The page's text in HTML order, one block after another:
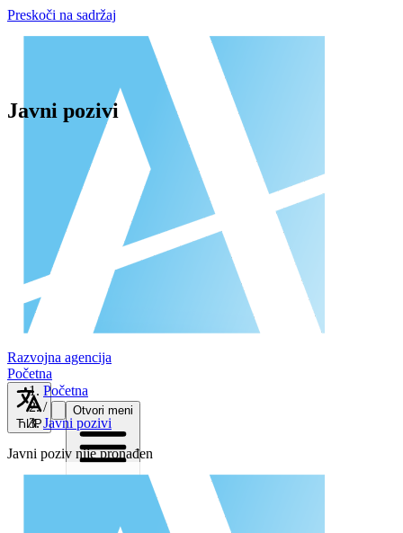
Preskoči na sadržaj
Razvojna agencija
Početna
ЋИР
Otvori meni
Javni pozivi
Početna
/
Javni pozivi
Javni poziv nije pronađen